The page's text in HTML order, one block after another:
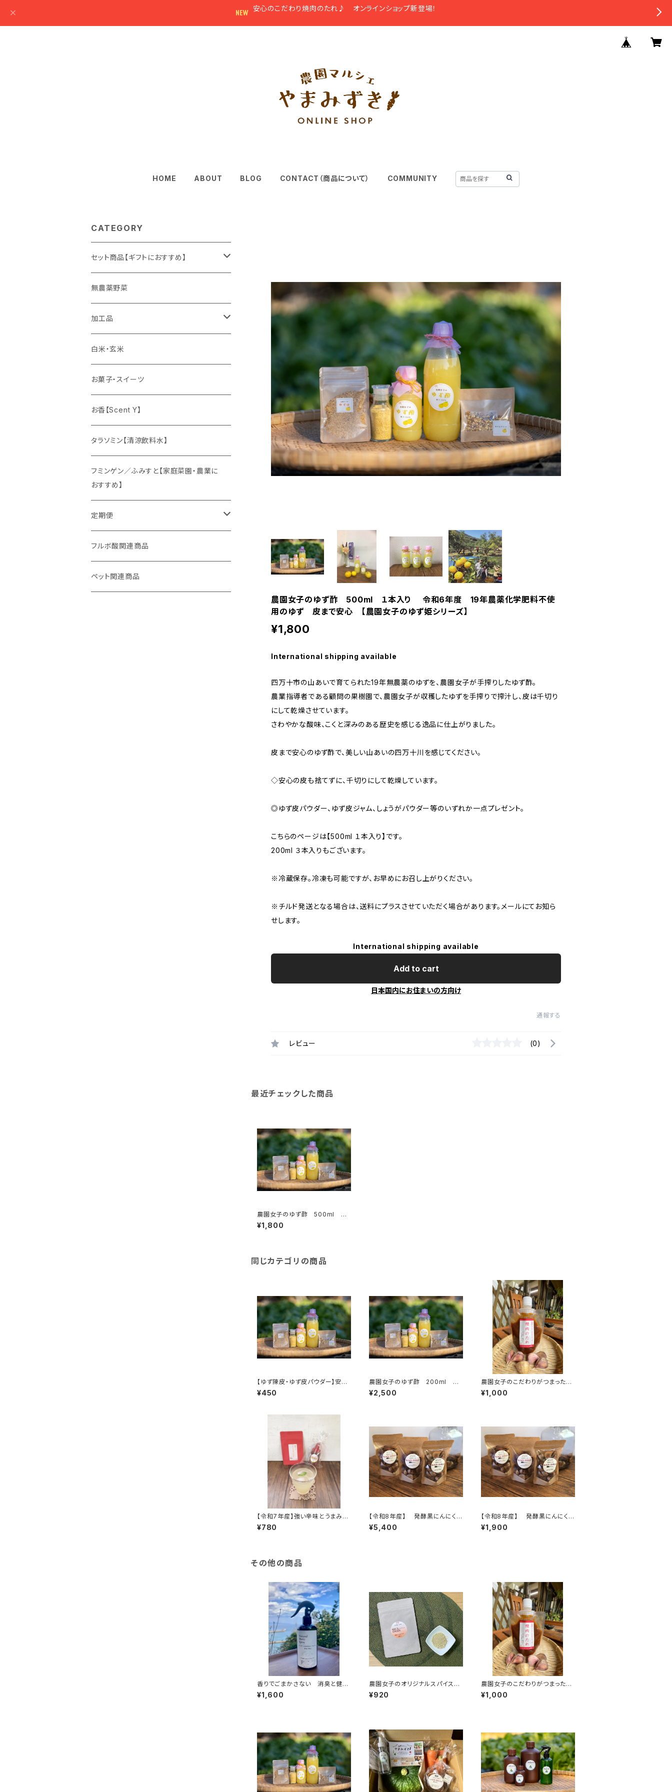
安心のこだわり焼肉のたれ♪ オンラインショップ新登場！
HOME ABOUT BLOG CONTACT（商品について） COMMUNITY
農園女子のゆず酢 500ml １本入り 令和6年度 19年農薬化学肥料不使
用のゆず 皮まで安心 【農園女子のゆず姫シリーズ】
¥1,800
International shipping available
四万十市の山あいで育てられた19年無農薬のゆずを、農園女子が手搾りしたゆず酢。
農業指導者である顧問の果樹園で、農園女子が収穫したゆずを手搾りで搾汁し、皮は千切り
にして乾燥させています。
さわやかな酸味、こくと深みのある歴史を感じる逸品に仕上がりました。
皮まで安心のゆず酢で、美しい山あいの四万十川を感じてください。
◇安心の皮も捨てずに、千切りにして乾燥しています。
◎ゆず皮パウダー、ゆず皮ジャム、しょうがパウダー等のいずれか一点プレゼント。
こちらのページは【500ml １本入り】です。
200ml ３本入りもございます。
※冷蔵保存。冷凍も可能ですが、お早めにお召し上がりください。
※チルド発送となる場合は、送料にプラスさせていただく場合があります。メールにてお知ら
せします。
International shipping available
Add to cart
日本国内にお住まいの方向け
通報する
レビュー (0)
最近チェックした商品
農園女子のゆず酢 500ml １
本入り 令和6年度 19年農薬
化学肥料不使用のゆず 皮まで
¥1,800
同じカテゴリの商品
【ゆず陳皮・ゆず皮パウダー】安心
のゆず皮を天日干し 19年農薬
化学肥料不使用 ※使いやすいパ
¥450
農園女子のゆず酢 200ml ３
本入り 令和6年度 19年農薬化
学肥料不使用のゆず 皮まで安
¥2,500
農園女子のこだわりがつまった焼
肉のたれ200ml 安心野菜と国産
材料、冬虫夏草、マカもブレンドし
¥1,000
【令和7年産】強い辛味とうまみが
際立つ！薬味やスパイスとして簡
単便利！冷凍保存もできる！ しょ
¥780
【令和8年産】 発酵黒にんにく
120ｇ×3袋 ※農薬・化学肥料不
使用 ※天然由来の活性剤で育
¥5,400
【令和8年産】 発酵黒にんにく
120ｇ（1袋） ※農薬・化学肥料不
使用 ※天然由来の活性剤で育
¥1,900
その他の商品
香りでごまかさない 消臭と健康
維持を兼ねたマルチなペット用ス
プレー 300ml 犬と猫の健康維
¥1,600
農園女子のオリジナルスパイス
マカジンジャー 15g 安心野
菜 高知県四万十市 やまみずき
¥920
農園女子のこだわりがつまった焼
肉のたれ200ml 安心野菜と国産
材料、冬虫夏草、マカもブレンドし
¥1,000
CATEGORY
セット商品【ギフトにおすすめ】
ギフト
無農薬野菜
加工品
ゆず姫シリーズ
各種パウダー
ドリンクの素
健康茶
オリジナルスパイス
白米・玄米
お菓子・スイーツ
お香【Scent Y】
タラソミン【清涼飲料水】
フミンゲン／ふみすと【家庭菜園・農業に
おすすめ】
定期便
妊活応援セット
フルボ酸関連商品
ペット関連商品